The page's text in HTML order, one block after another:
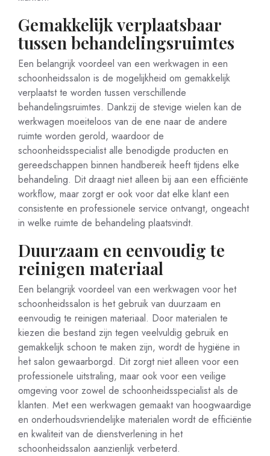
Gemakkelijk verplaatsbaar
tussen behandelingsruimtes
Een belangrijk voordeel van een werkwagen in een
schoonheidssalon is de mogelijkheid om gemakkelijk
verplaatst te worden tussen verschillende
behandelingsruimtes. Dankzij de stevige wielen kan de
werkwagen moeiteloos van de ene naar de andere
ruimte worden gerold, waardoor de
schoonheidsspecialist alle benodigde producten en
gereedschappen binnen handbereik heeft tijdens elke
behandeling. Dit draagt niet alleen bij aan een efficiënte
workflow, maar zorgt er ook voor dat elke klant een
consistente en professionele service ontvangt, ongeacht
in welke ruimte de behandeling plaatsvindt.
Duurzaam en eenvoudig te
reinigen materiaal
Een belangrijk voordeel van een werkwagen voor het
schoonheidssalon is het gebruik van duurzaam en
eenvoudig te reinigen materiaal. Door materialen te
kiezen die bestand zijn tegen veelvuldig gebruik en
gemakkelijk schoon te maken zijn, wordt de hygiëne in
het salon gewaarborgd. Dit zorgt niet alleen voor een
professionele uitstraling, maar ook voor een veilige
omgeving voor zowel de schoonheidsspecialist als de
klanten. Met een werkwagen gemaakt van hoogwaardige
en onderhoudsvriendelijke materialen wordt de efficiëntie
en kwaliteit van de dienstverlening in het
schoonheidssalon aanzienlijk verbeterd.